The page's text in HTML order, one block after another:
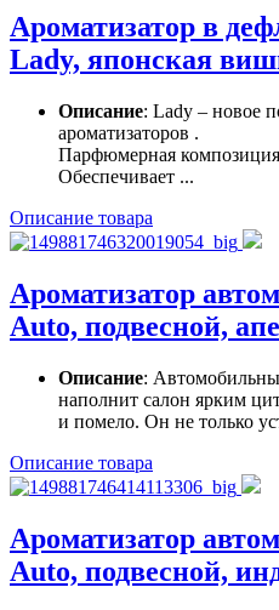
Ароматизатор в
Lady, японская
Описание: Lady – новое
ароматизаторов .
Парфюмерная
Обеспечивает ...
Описание товара
Ароматизатор
Auto, подвесной,
Описание:
наполнит салон ярким
и помело. Он не только
Описание товара
Ароматизатор
Auto, подвесной,